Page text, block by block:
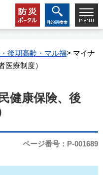
後期高齢・マル福> マイナ
医療制度）
健康保険、後
ページ番号：P-001689